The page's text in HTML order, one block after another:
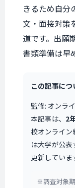
きるため自分
文・面接対策
道です。出願
書類準備は早
この記事につ
監修: オンラ
本記事は、 2
校オンライン
は大学が公表
更新していま
※調査対象